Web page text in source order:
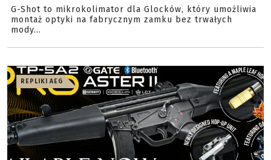
G-Shot to mikrokolimator dla Glocków, który umożliwia
montaż optyki na fabrycznym zamku bez trwałych
mody...
REPLIKI AEG